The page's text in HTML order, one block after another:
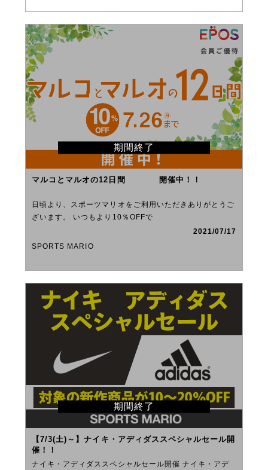
マルコとマルオの12日間 開催中！！
日頃より、スポーツマリオをご利用いただきありがとうご
ざいます。 いつもより10％OFFで
2021/07/17
SPORTS MARIO
期間終了
【7/3(土)～】ナイキ・アディダススペシャルセール開
催！！
ナイキ・アディダススペシャルセール開催 ナイキ・アデ
期間終了